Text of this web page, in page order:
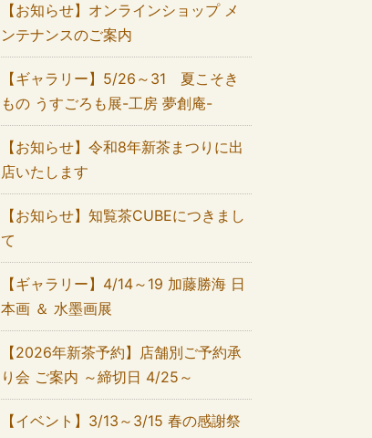
【お知らせ】オンラインショップ メ
ンテナンスのご案内
【ギャラリー】5/26～31 夏こそき
もの うすごろも展-工房 夢創庵-
【お知らせ】令和8年新茶まつりに出
店いたします
【お知らせ】知覧茶CUBEにつきまし
て
【ギャラリー】4/14～19 加藤勝海 日
本画 ＆ 水墨画展
【2026年新茶予約】店舗別ご予約承
り会 ご案内 ～締切日 4/25～
【イベント】3/13～3/15 春の感謝祭